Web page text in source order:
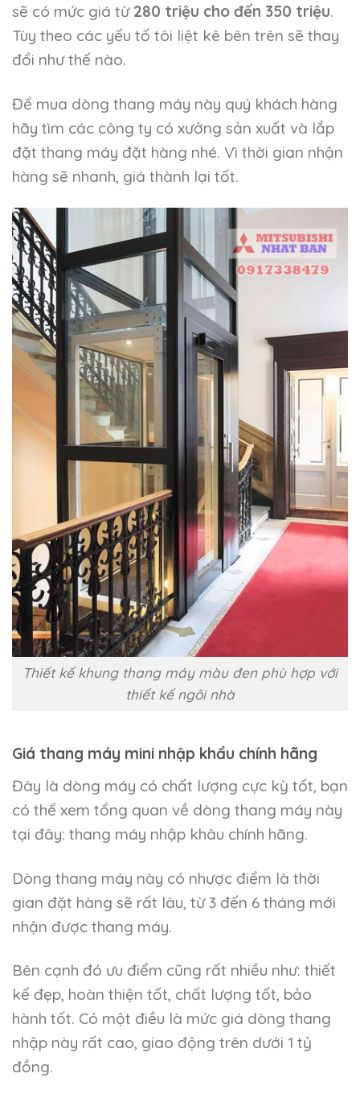
sẽ có mức giá từ 280 triệu cho đến 350 triệu.
Tùy theo các yếu tố tôi liệt kê bên trên sẽ thay
đổi như thế nào.
Để mua dòng thang máy này quý khách hàng
hãy tìm các công ty có xưởng sản xuất và lắp
đặt thang máy đặt hàng nhé. Vì thời gian nhận
hàng sẽ nhanh, giá thành lại tốt.
Thiết kế khung thang máy màu đen phù hợp với
thiết kế ngôi nhà
Giá thang máy mini nhập khẩu chính hãng
Đây là dòng máy có chất lượng cực kỳ tốt, bạn
có thể xem tổng quan về dòng thang máy này
tại đây: thang máy nhập khâu chính hãng.
Dòng thang máy này có nhược điểm là thời
gian đặt hàng sẽ rất lâu, từ 3 đến 6 tháng mới
nhận được thang máy.
Bên cạnh đó ưu điểm cũng rất nhiều như: thiết
kế đẹp, hoàn thiện tốt, chất lượng tốt, bảo
hành tốt. Có một điều là mức giá dòng thang
nhập này rất cao, giao động trên dưới 1 tỷ
đồng.